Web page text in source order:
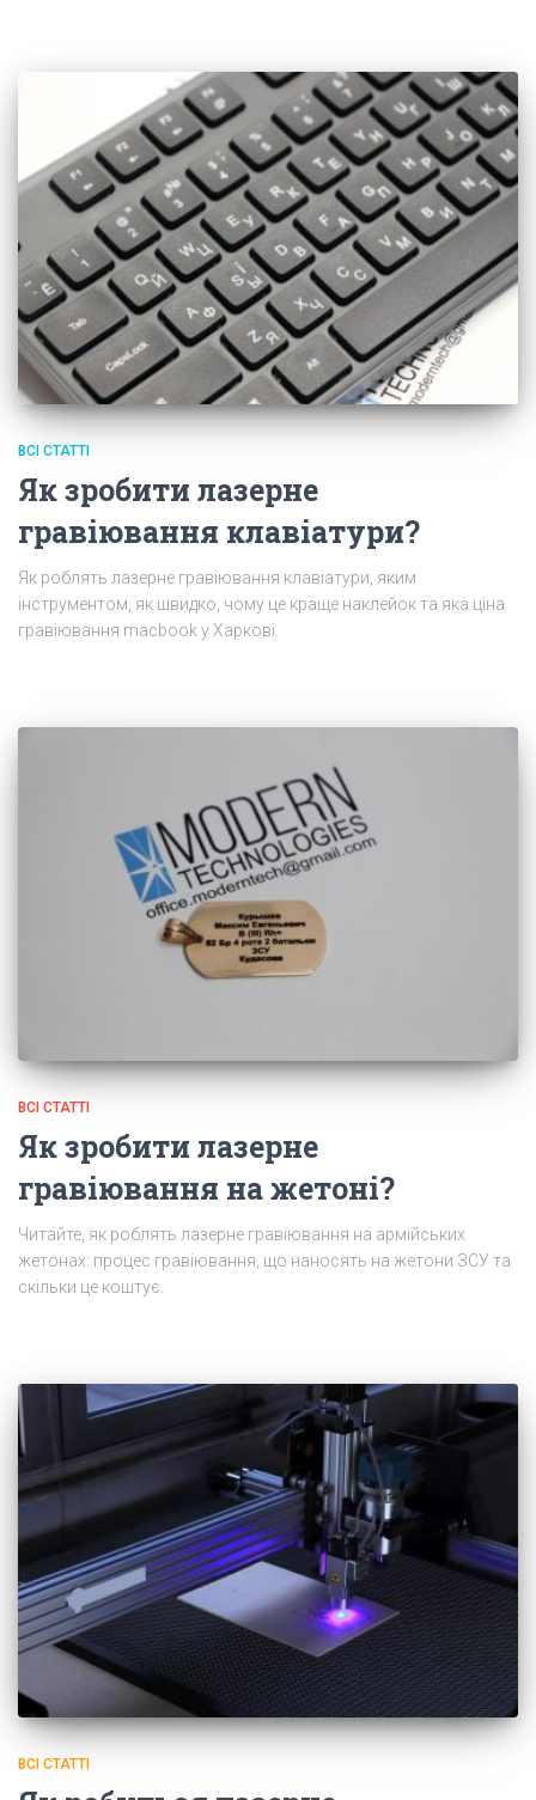
ВСІ СТАТТІ
Як зробити лазерне
гравіювання клавіатури?
Як роблять лазерне гравіювання клавіатури, яким
інструментом, як швидко, чому це краще наклейок та яка ціна
гравіювання macbook у Харкові.
ВСІ СТАТТІ
Як зробити лазерне
гравіювання на жетоні?
Читайте, як роблять лазерне гравіювання на армійських
жетонах: процес гравіювання, що наносять на жетони ЗСУ та
скільки це коштує.
ВСІ СТАТТІ